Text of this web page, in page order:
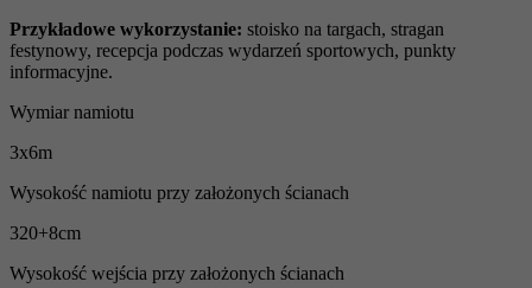
Przykładowe wykorzystanie: stoisko na targach, stragan
festynowy, recepcja podczas wydarzeń sportowych, punkty
informacyjne.
Wymiar namiotu
3x6m
Wysokość namiotu przy założonych ścianach
320+8cm
Wysokość wejścia przy założonych ścianach